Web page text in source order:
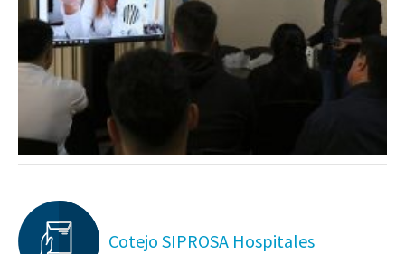
Cotejo SIPROSA Hospitales